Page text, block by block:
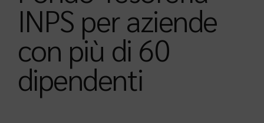
INPS per aziende
con più di 60
dipendenti